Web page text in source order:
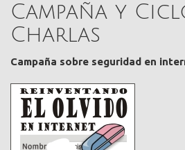
Campaña y
Charlas
Campaña sobre seguridad en